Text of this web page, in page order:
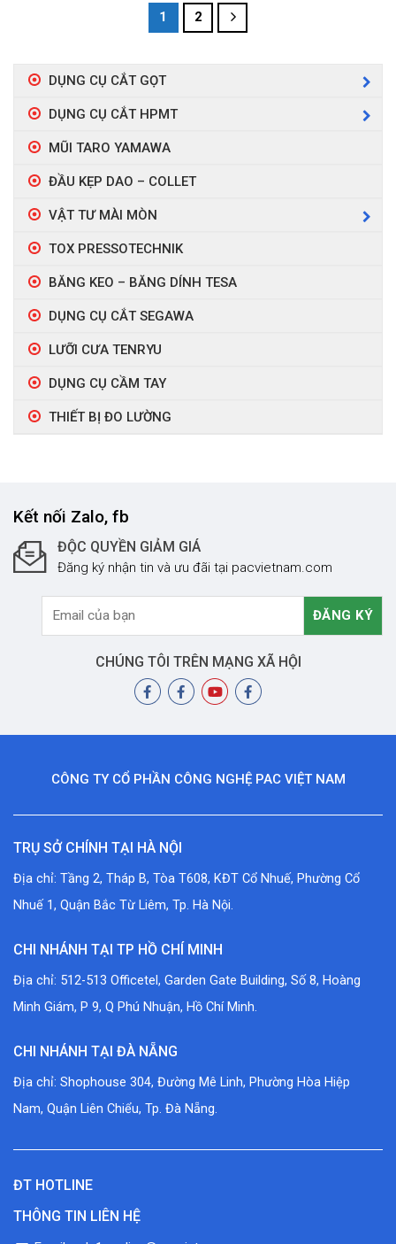
1 2
DỤNG CỤ CẮT GỌT
DỤNG CỤ CẮT HPMT
MŨI TARO YAMAWA
ĐẦU KẸP DAO – COLLET
VẬT TƯ MÀI MÒN
TOX PRESSOTECHNIK
BĂNG KEO – BĂNG DÍNH TESA
DỤNG CỤ CẮT SEGAWA
LƯỠI CƯA TENRYU
DỤNG CỤ CẦM TAY
THIẾT BỊ ĐO LƯỜNG
Kết nối Zalo, fb
ĐỘC QUYỀN GIẢM GIÁ
Đăng ký nhận tin và ưu đãi tại pacvietnam.com
CHÚNG TÔI TRÊN MẠNG XÃ HỘI
CÔNG TY CỔ PHẦN CÔNG NGHỆ PAC VIỆT NAM
TRỤ SỞ CHÍNH TẠI HÀ NỘI
Địa chỉ: Tầng 2, Tháp B, Tòa T608, KĐT Cổ Nhuế, Phường Cổ
Nhuế 1, Quận Bắc Từ Liêm, Tp. Hà Nội.
CHI NHÁNH TẠI TP HỒ CHÍ MINH
Địa chỉ: 512-513 Officetel, Garden Gate Building, Số 8, Hoàng
Minh Giám, P 9, Q Phú Nhuận, Hồ Chí Minh.
CHI NHÁNH TẠI ĐÀ NẴNG
Địa chỉ: Shophouse 304, Đường Mê Linh, Phường Hòa Hiệp
Nam, Quận Liên Chiểu, Tp. Đà Nẵng.
ĐT HOTLINE
THÔNG TIN LIÊN HỆ